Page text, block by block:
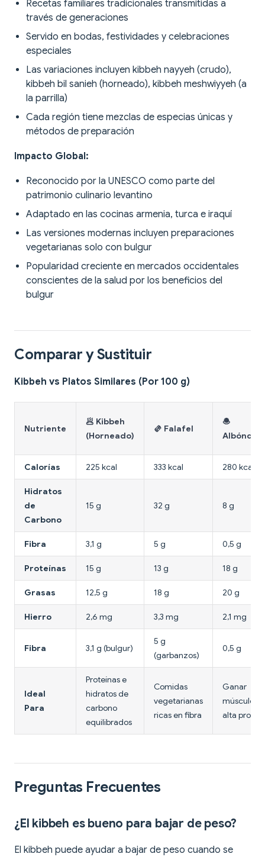
Recetas familiares tradicionales transmitidas a
través de generaciones
Servido en bodas, festividades y celebraciones
especiales
Las variaciones incluyen kibbeh nayyeh (crudo),
kibbeh bil sanieh (horneado), kibbeh meshwiyyeh (a
la parrilla)
Cada región tiene mezclas de especias únicas y
métodos de preparación
Impacto Global:
Reconocido por la UNESCO como parte del
patrimonio culinario levantino
Adaptado en las cocinas armenia, turca e iraquí
Las versiones modernas incluyen preparaciones
vegetarianas solo con bulgur
Popularidad creciente en mercados occidentales
conscientes de la salud por los beneficios del
bulgur
Comparar y Sustituir
Kibbeh vs Platos Similares (Por 100 g)
Nutriente
🥟 Kibbeh
(Horneado)
🫔 Falafel
🧆
Calorías 225 kcal 333 kcal 280 kcal
Hidratos
de
Carbono
15 g 32 g 8 g
Fibra 3,1 g 5 g 0,5 g
Proteínas 15 g 13 g 18 g
Grasas 12,5 g 18 g 20 g
Hierro 2,6 mg 3,3 mg 2,1 mg
Fibra 3,1 g (bulgur)
5 g
(garbanzos)
0,5 g
Ideal
Para
Proteínas e
hidratos de
carbono
equilibrados
Comidas
vegetarianas
ricas en fibra
Ganar
músculo
alta
Preguntas Frecuentes
¿El kibbeh es bueno para bajar de peso?
El kibbeh puede ayudar a bajar de peso cuando se